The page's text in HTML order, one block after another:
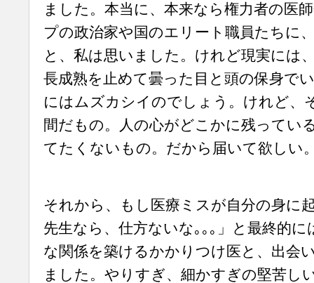
ました。本当に、本来なら権力者の医
プの政治家や国のエリート職員たちに
と、私は思いました。けれど現実には
長成熟を止めて曇った目と頭の保身で
にはムズカシイのでしょう。けれど、
間だもの。人の心がどこかに残ってい
てたくないもの。だから届いて欲しい
それから、もし医療ミスが自分の身に
先生なら、仕方ないな｡｡｡」と最終的
な関係を築けるかかりつけ医と、出会
ました。やりすぎ、細かすぎの堅苦し